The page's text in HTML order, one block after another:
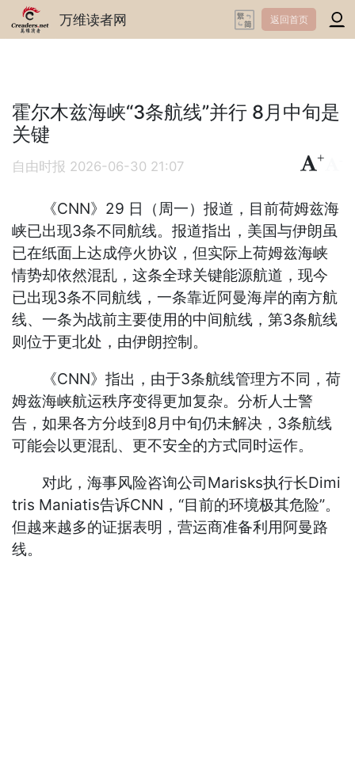
万维读者网 返回首页
霍尔木兹海峡“3条航线”并行 8月中旬是
关键
自由时报 2026-06-30 21:07
+
《CNN》29 日（周一）报道，目前荷姆兹海
峡已出现3条不同航线。报道指出，美国与伊朗虽
已在纸面上达成停火协议，但实际上荷姆兹海峡
情势却依然混乱，这条全球关键能源航道，现今
已出现3条不同航线，一条靠近阿曼海岸的南方航
线、一条为战前主要使用的中间航线，第3条航线
则位于更北处，由伊朗控制。
《CNN》指出，由于3条航线管理方不同，荷
姆兹海峡航运秩序变得更加复杂。分析人士警
告，如果各方分歧到8月中旬仍未解决，3条航线
可能会以更混乱、更不安全的方式同时运作。
对此，海事风险咨询公司Marisks执行长Dimi
tris Maniatis告诉CNN，“目前的环境极其危险”。
但越来越多的证据表明，营运商准备利用阿曼路
线。